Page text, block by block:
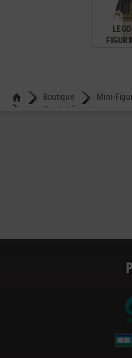
Boutique
Mini-
Lego® mini-figurine ron